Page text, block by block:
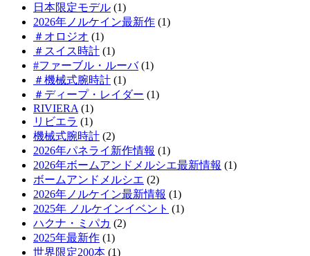
日本限定モデル (1)
2026年ノルケイン最新作 (1)
＃オロジオ (1)
＃スイス時計 (1)
#ファーブル・ルーバ(1)
＃機械式腕時計 (1)
＃ディープ・レイダー (1)
RIVIERA (1)
リビエラ (1)
機械式腕時計 (2)
2026年パネライ新作情報 (1)
2026年ボームアンドメルシエ最新情報 (1)
ボームアンドメルシエ (2)
2026年ノルケイン最新情報 (1)
2025年 ノルケインイベント (1)
ハクナ・ミパカ (2)
2025年最新作 (1)
世界限定200本 (1)